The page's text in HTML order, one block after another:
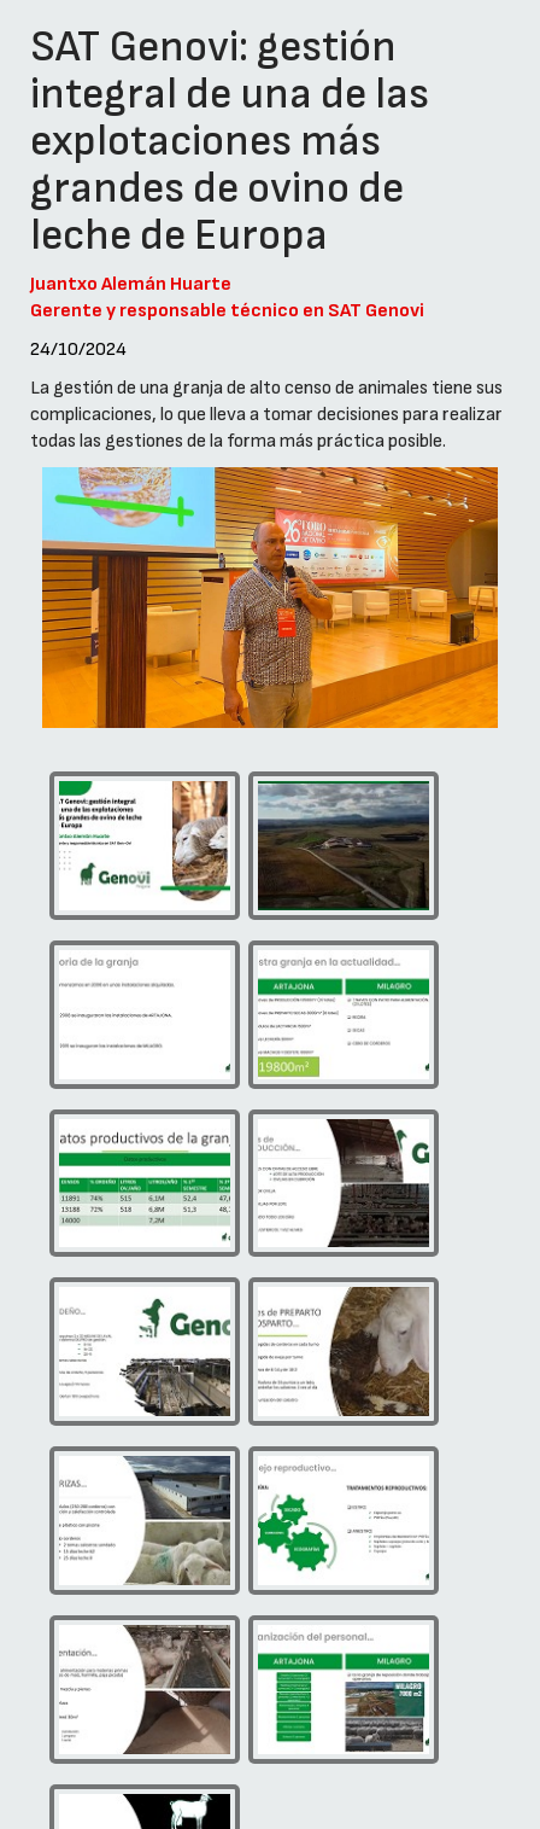
SAT Genovi: gestión
integral de una de las
explotaciones más
grandes de ovino de
leche de Europa
Juantxo Alemán Huarte
Gerente y responsable técnico en SAT Genovi
24/10/2024
La gestión de una granja de alto censo de animales tiene sus
complicaciones, lo que lleva a tomar decisiones para realizar
todas las gestiones de la forma más práctica posible.